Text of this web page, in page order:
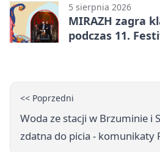
5 sierpnia 2026
MIRAZH zagra
podczas 11.
<< Poprzedni
Woda ze stacji w Brzuminie i
zdatna do picia - komunikaty